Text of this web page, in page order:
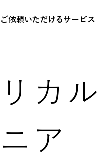
ご依頼いただけるサービス
カル
ア